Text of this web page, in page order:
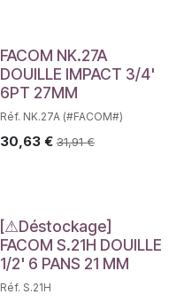
FACOM NK.27A
DOUILLE IMPACT 3/4'
6PT 27MM
Réf. NK.27A (#FACOM#)
30,63€ 31,91€
Déstockage
[⚠Déstockage]
FACOM S.21H DOUILLE
1/2' 6 PANS 21 MM
Réf. S.21H